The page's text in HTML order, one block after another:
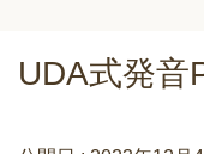
UDA式発音